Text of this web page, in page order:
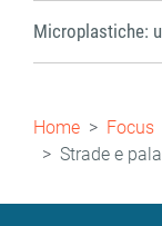
Microplastiche:
Briciole
di
pane
Home
Focus
Strade e